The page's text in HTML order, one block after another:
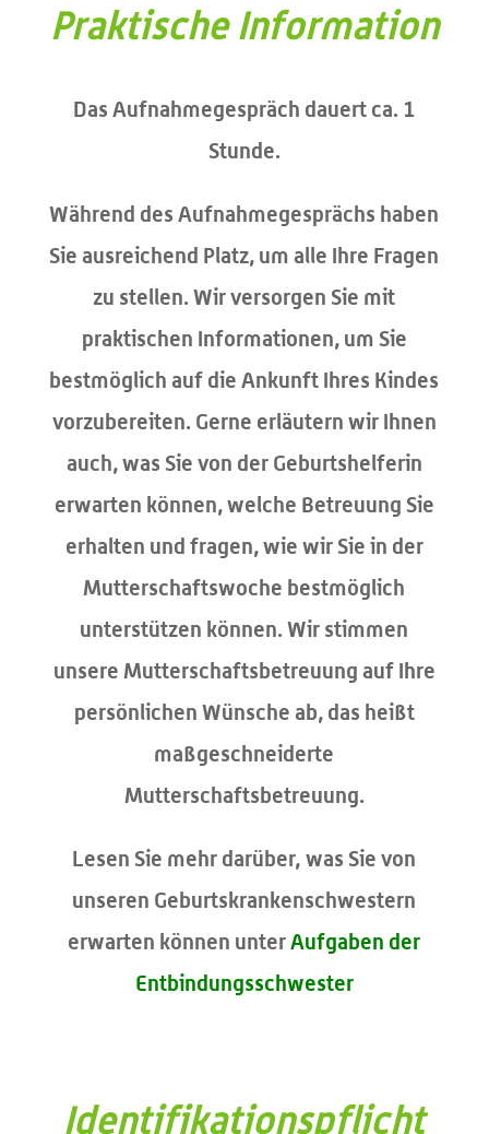
Praktische Information
Das Aufnahmegespräch dauert ca. 1
Stunde.
Während des Aufnahmegesprächs haben
Sie ausreichend Platz, um alle Ihre Fragen
zu stellen. Wir versorgen Sie mit
praktischen Informationen, um Sie
bestmöglich auf die Ankunft Ihres Kindes
vorzubereiten. Gerne erläutern wir Ihnen
auch, was Sie von der Geburtshelferin
erwarten können, welche Betreuung Sie
erhalten und fragen, wie wir Sie in der
Mutterschaftswoche bestmöglich
unterstützen können. Wir stimmen
unsere Mutterschaftsbetreuung auf Ihre
persönlichen Wünsche ab, das heißt
maßgeschneiderte
Mutterschaftsbetreuung.
Lesen Sie mehr darüber, was Sie von
unseren Geburtskrankenschwestern
erwarten können unterAufgaben der
Entbindungsschwester
Identifikationspflicht